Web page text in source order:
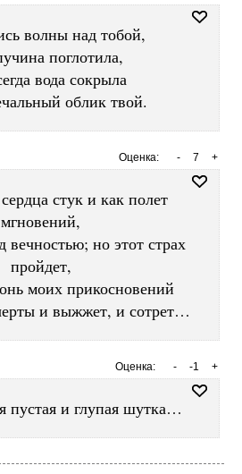
волны над тобой,
поглотила,
вода сокрыла
облик твой.
Оценка: +
7
-
стук и как полет
мгновений,
но этот страх
пройдет,
моих прикосновений
и выжжет, и сотрет…
Оценка: +
-1
-
и глупая шутка…